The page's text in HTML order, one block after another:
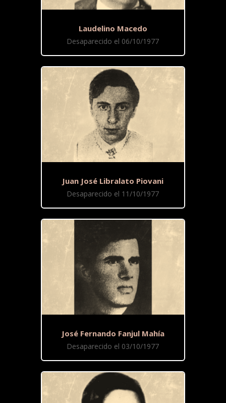
Laudelino Macedo
Desaparecido el 06/10/1977
Juan José Libralato Piovani
Desaparecido el 11/10/1977
José Fernando Fanjul Mahía
Desaparecido el 03/10/1977